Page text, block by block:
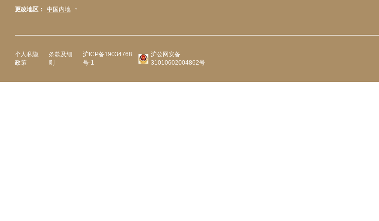
更改地区： 中国内地
个人私隐
政策
条款及细
则
沪ICP备19034768
号-1
沪公网安备
31010602004862号